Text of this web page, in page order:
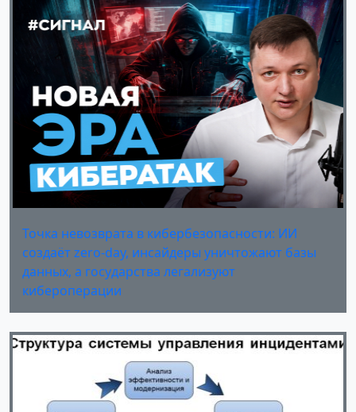
Точка невозврата в кибербезопасности: ИИ
создаёт zero-day, инсайдеры уничтожают базы
данных, а государства легализуют
кибероперации